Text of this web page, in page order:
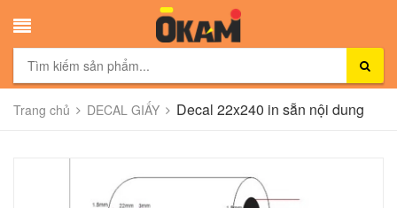
Trang chủ DECAL GIẤY Decal 22x240 in sẵn nội dung